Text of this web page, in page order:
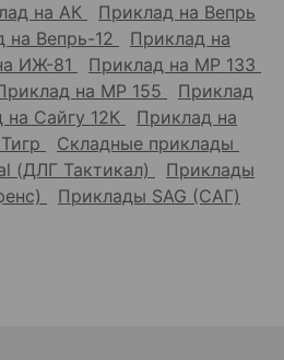
на АК
Приклад на Вепрь
на Вепрь-12
Приклад на
ИЖ-81
Приклад на МР 133
на МР 155
Приклад
на Сайгу 12К
Приклад на
Складные приклады
(ДЛГ Тактикал)
Приклады
Приклады SAG (САГ)